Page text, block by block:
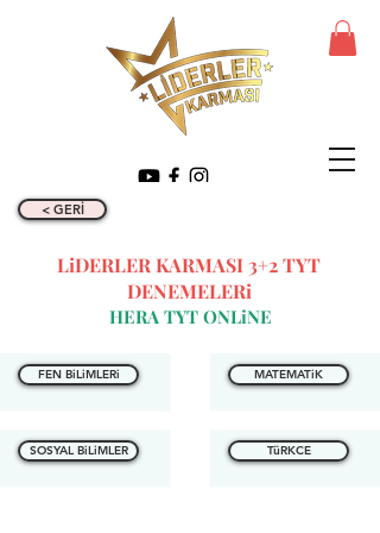
< GERİ
LiDERLER KARMASI 3+2 TYT
DENEMELERi
HERA TYT ONLiNE
FEN BiLiMLERi
SOSYAL BiLiMLER
MATEMATiK
TüRKCE